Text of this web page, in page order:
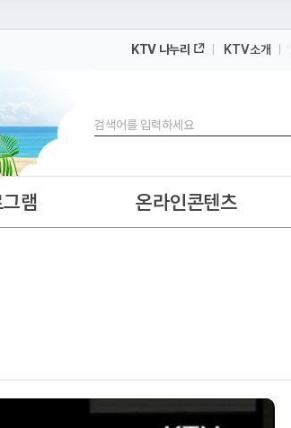
요
KTV 나누리 KTV소개
검색
램 온라인콘텐츠